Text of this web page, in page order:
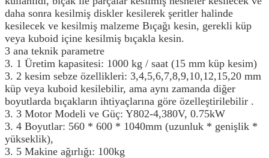
daha sonra kesilmiş diskler kesilerek şeritler halinde
kesilecek ve kesilmiş malzeme Bıçağı kesin, gerekli küp
veya kuboid içine kesilmiş bıçakla kesin.
3 ana teknik parametre
3. 1 Üretim kapasitesi: 1000 kg / saat (15 mm küp kesim)
3. 2 kesim sebze özellikleri: 3,4,5,6,7,8,9,10,12,15,20 mm
küp veya kuboid kesilebilir, ama aynı zamanda diğer
boyutlarda bıçakların ihtiyaçlarına göre özelleştirilebilir .
3. 3 Motor Modeli ve Güç: Y802-4,380V, 0.75kW
3. 4 Boyutlar: 560 * 600 * 1040mm (uzunluk * genişlik *
yükseklik),
3. 5 Makine ağırlığı: 100kg